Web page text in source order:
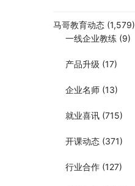
马哥教育动态 (1,579)
一线企业教练 (9)
产品升级 (17)
企业名师 (13)
就业喜讯 (715)
开课动态 (371)
行业合作 (127)